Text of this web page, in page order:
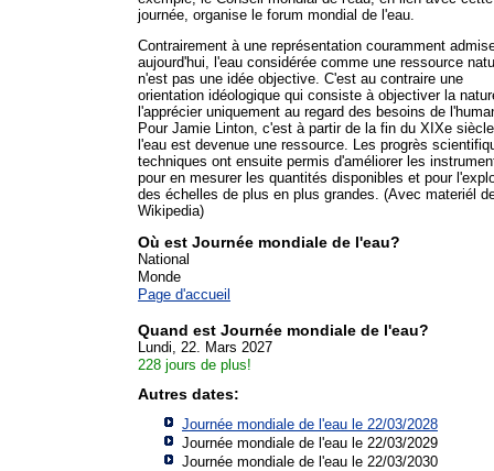
journée, organise le forum mondial de l'eau.
Contrairement à une représentation couramment
aujourd'hui, l'eau considérée comme une ressource
n'est pas une idée objective. C'est au contraire une
orientation idéologique qui consiste à objectiver la
l'apprécier uniquement au regard des besoins de
Pour Jamie Linton, c'est à partir de la fin du XIXe
l'eau est devenue une ressource. Les progrès
techniques ont ensuite permis d'améliorer les
pour en mesurer les quantités disponibles et pour
des échelles de plus en plus grandes. (Avec materiél
Wikipedia)
Où est Journée mondiale de l'eau?
National
Monde
Page d'accueil
Quand est Journée mondiale de l'eau?
Lundi, 22. Mars 2027
228 jours de plus!
Autres dates:
Journée mondiale de l'eau le 22/03/2028
Journée mondiale de l'eau le 22/03/2029
Journée mondiale de l'eau le 22/03/2030